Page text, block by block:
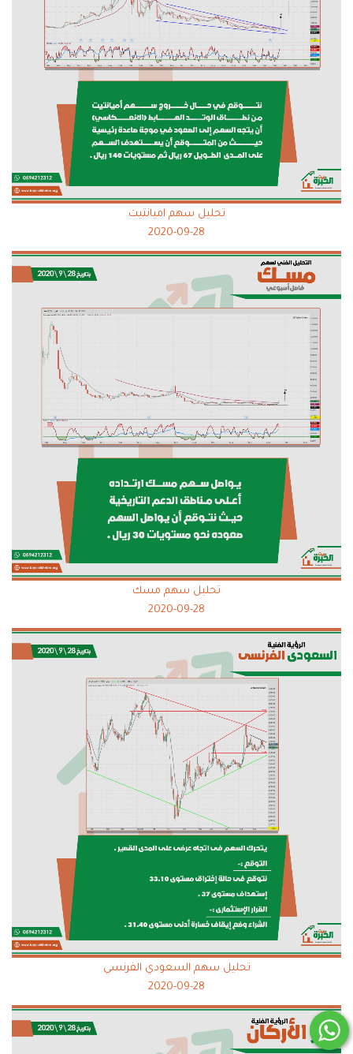
تحليل سهم اميانتيت
2020-09-28
تحليل سهم مسك
2020-09-28
تحليل سهم السعودي الفرنسي
2020-09-28